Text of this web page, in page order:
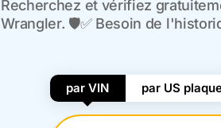
Recherchez et vérifiez
Wrangler. 🛡️✅ Besoin de
par VIN par US